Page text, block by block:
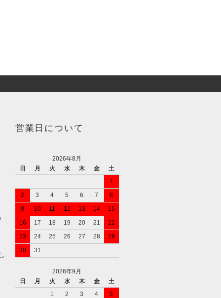
営業日について
2026年8月
日
月 火 水 木 金
土
1
2
3 4 5 6 7
8
9
10 11 12 13 14
15
16
17 18 19 20 21
22
23
24 25 26 27 28
29
30
31
2026年9月
日
月 火 水 木 金
土
1
2 3 4
5